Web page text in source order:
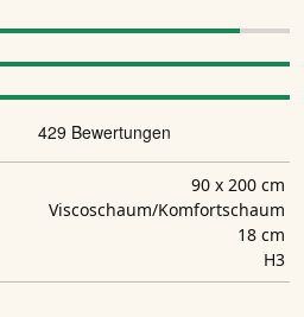
90 x 200 cm
Viscoschaum/Komfortschaum
18 cm
H3